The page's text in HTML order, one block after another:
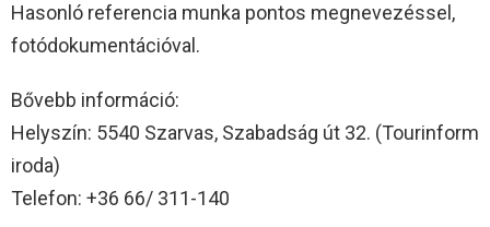
Hasonló referencia munka pontos megnevezéssel,
fotódokumentációval.
Bővebb információ:
Helyszín: 5540 Szarvas, Szabadság út 32. (Tourinform
iroda)
Telefon: +36 66/ 311-140